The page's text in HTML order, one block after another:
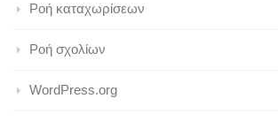
Ροή καταχωρίσεων
Ροή σχολίων
WordPress.org